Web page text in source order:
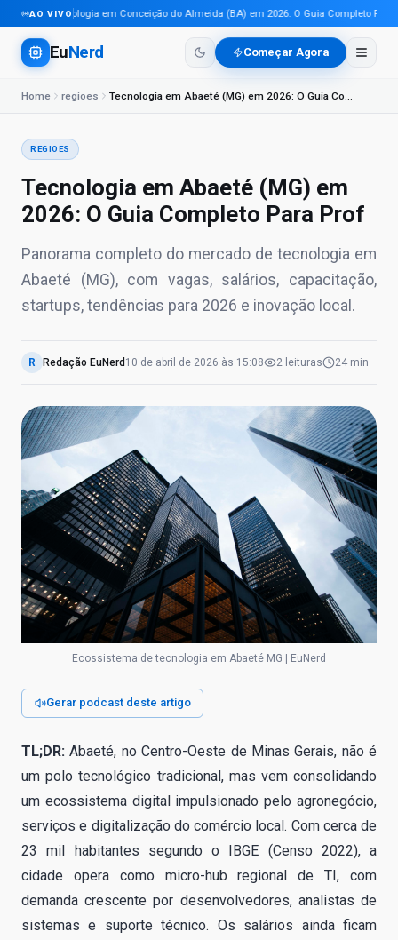
AO VIVO
Tecnologia em Conceição do Almeida (BA) em 2026: O Guia Completo Para
EuNerd Começar Agora
Home regioes Tecnologia em Abaeté (MG) em 2026: O Guia Completo Para Prof
REGIOES
Tecnologia em Abaeté (MG) em
2026: O Guia Completo Para Prof
Panorama completo do mercado de tecnologia em
Abaeté (MG), com vagas, salários, capacitação,
startups, tendências para 2026 e inovação local.
R Redação EuNerd 10 de abril de 2026 às 15:08 2 leituras 24 min
Ecossistema de tecnologia em Abaeté MG | EuNerd
Gerar podcast deste artigo
TL;DR: Abaeté, no Centro-Oeste de Minas Gerais, não é
um polo tecnológico tradicional, mas vem consolidando
um ecossistema digital impulsionado pelo agronegócio,
serviços e digitalização do comércio local. Com cerca de
23 mil habitantes segundo o IBGE (Censo 2022), a
cidade opera como micro-hub regional de TI, com
demanda crescente por desenvolvedores, analistas de
sistemas e suporte técnico. Os salários ainda ficam